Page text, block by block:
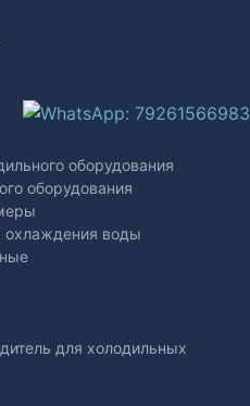
оборудования
оборудования
воды
для холодильных